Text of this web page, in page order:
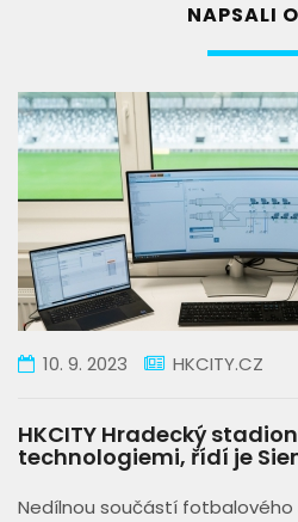
NAPSALI
10. 9. 2023 HKCITY.CZ
HKCITY Hradecký
technologiemi, řídí je
Nedílnou součástí